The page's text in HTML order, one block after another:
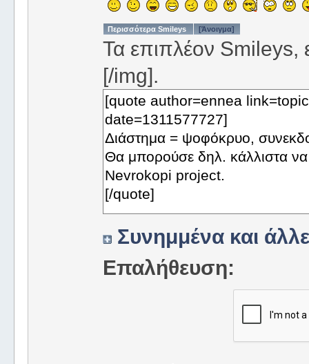
Περισσότερα Smileys [Άνοιγμα]
Τα επιπλέον Smileys,
[/img].
Συνημμένα και
Επαλήθευση: